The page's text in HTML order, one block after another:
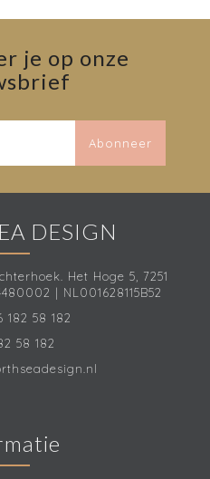
je op onze
Abonneer
DESIGN
Het Hoge 5, 7251
| NL001628115B52
182 58 182
58 182